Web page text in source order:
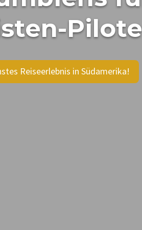
Reiseerlebnis in Südamerika!